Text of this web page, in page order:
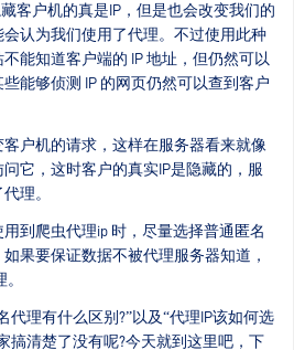
户机的真是IP，但是也会改变我们的
认为我们使用了代理。不过使用此种
能知道客户端的 IP 地址，但仍然可以
能够侦测 IP 的网页仍然可以查到客户
机的请求，这样在服务器看来就像
它，这时客户的真实IP是隐藏的，服
理。
爬虫代理ip 时，尽量选择普通匿名
果要保证数据不被代理服务器知道，
理有什么区别?”以及“代理IP该如何选
搞清楚了没有呢?今天就到这里吧，下